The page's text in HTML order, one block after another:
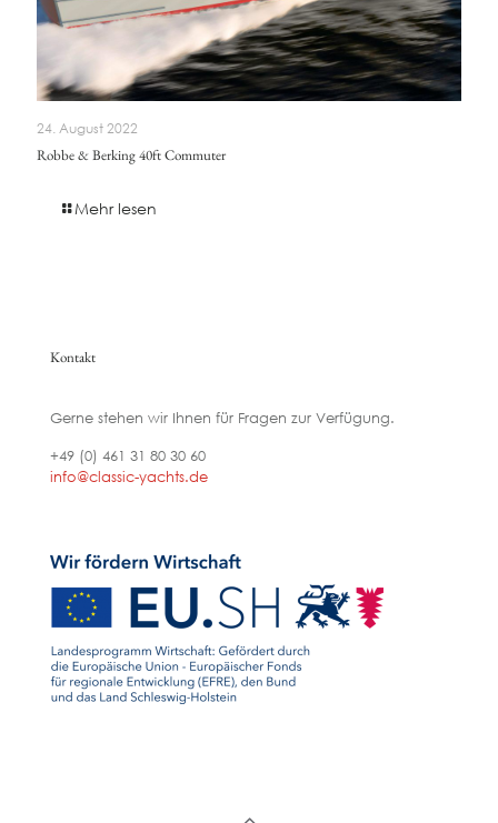
24. August 2022
Robbe & Berking 40ft Commuter
Mehr lesen
Kontakt
Gerne stehen wir Ihnen für Fragen zur Verfügung.
+49 (0) 461 31 80 30 60
info@classic-yachts.de